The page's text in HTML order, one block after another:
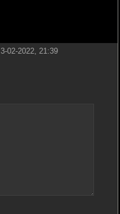
3-02-2022, 21:39